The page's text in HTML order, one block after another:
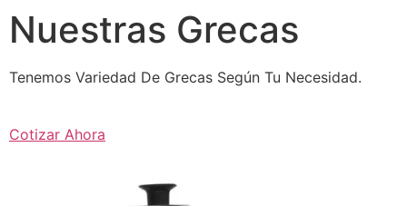
Nuestras Grecas
Tenemos Variedad De Grecas Según Tu Necesidad.
Cotizar Ahora